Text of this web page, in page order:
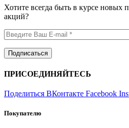
Хотите всегда быть в курсе новых
акций?
ПРИСОЕДИНЯЙТЕСЬ
Поделиться ВКонтакте Facebook
Покупателю